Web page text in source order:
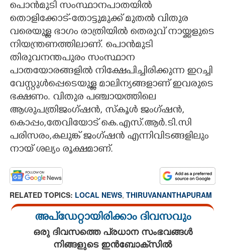
പൊൻമുടി സംസ്ഥാനപാതയിൽ
തൊളിക്കോട്-തോട്ടുമുക്ക് മുതൽ വിതുര
വരെയുള്ള ഭാഗം രാത്രിയിൽ തെരുവ് നായ്ക്കളുടെ
നിയന്ത്രണത്തിലാണ്. പൊൻമുടി
തിരുവനന്തപുരം സംസ്ഥാന
പാതയോരങ്ങളിൽ നിക്ഷേപിച്ചിരിക്കുന്ന ഇറച്ചി
വേസ്റ്റുൾപ്പെടെയുള്ള മാലിന്യങ്ങളാണ് ഇവരുടെ
ഭക്ഷണം. വിതുര പഞ്ചായത്തിലെ
ആശുപത്രിജംഗ്ഷൻ, സ്കൂൾ ജംഗ്ഷൻ,
കൊപ്പം,തേവിയോട് കെ.എസ്.ആ‌ർ.ടി.സി
പരിസരം,കലുങ്ക് ജംഗ്ഷൻ എന്നിവിടങ്ങളിലും
നായ് ശല്യം രൂക്ഷമാണ്.
RELATED TOPICS: LOCAL NEWS, THIRUVANANTHAPURAM
അപ്ഡേറ്റായിരിക്കാം ദിവസവും
ഒരു ദിവസത്തെ പ്രധാന സംഭവങ്ങൾ
നിങ്ങളുടെ ഇൻബോക്സിൽ